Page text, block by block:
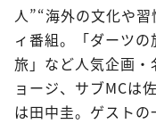
人”“海外の文化や
ィ番組。「ダーツ
旅」など人気企画
ョージ、サブMCは
は田中圭。ゲストの